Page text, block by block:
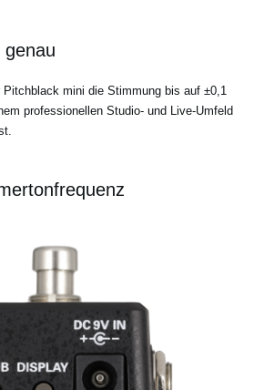
genau
Pitchblack mini die Stimmung bis auf ±0,1
professionellen Studio- und Live-Umfeld